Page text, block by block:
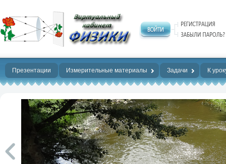
Нет предела
совершенству!
Презентации Измерительные материалы Задачи К